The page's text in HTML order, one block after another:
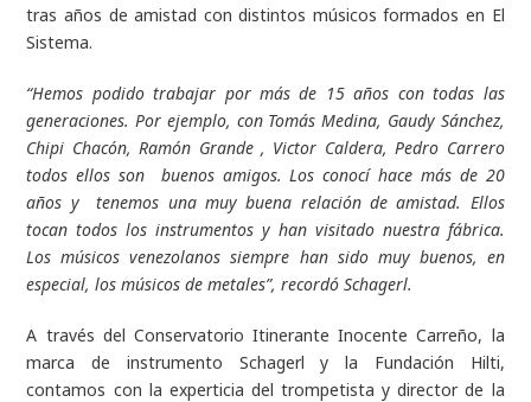
tras años de amistad con distintos músicos formados en El
Sistema.
“Hemos podido trabajar por más de 15 años con todas las
generaciones. Por ejemplo, con Tomás Medina, Gaudy Sánchez,
Chipi Chacón, Ramón Grande , Victor Caldera, Pedro Carrero
todos ellos son buenos amigos. Los conocí hace más de 20
años y tenemos una muy buena relación de amistad. Ellos
tocan todos los instrumentos y han visitado nuestra fábrica.
Los músicos venezolanos siempre han sido muy buenos, en
especial, los músicos de metales”, recordó Schagerl.
A través del Conservatorio Itinerante Inocente Carreño, la
marca de instrumento Schagerl y la Fundación Hilti,
contamos con la experticia del trompetista y director de la